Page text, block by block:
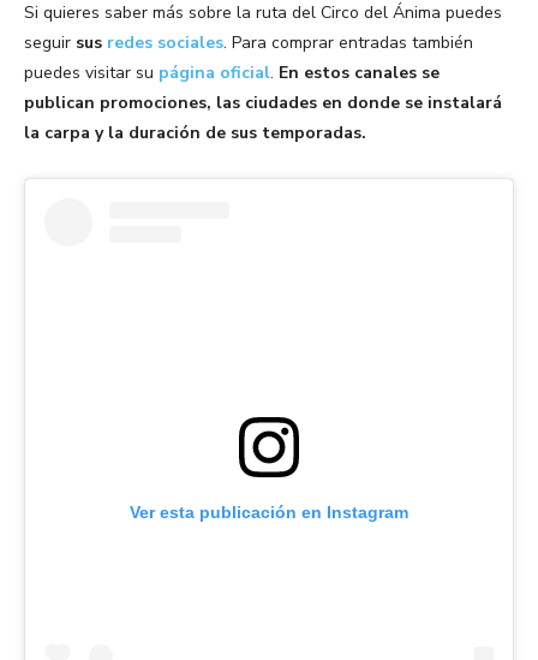
Si quieres saber más sobre la ruta del Circo del Ánima puedes
seguir sus redes sociales. Para comprar entradas también
puedes visitar su página oficial. En estos canales se
publican promociones, las ciudades en donde se instalará
la carpa y la duración de sus temporadas.
Ver esta publicación en Instagram